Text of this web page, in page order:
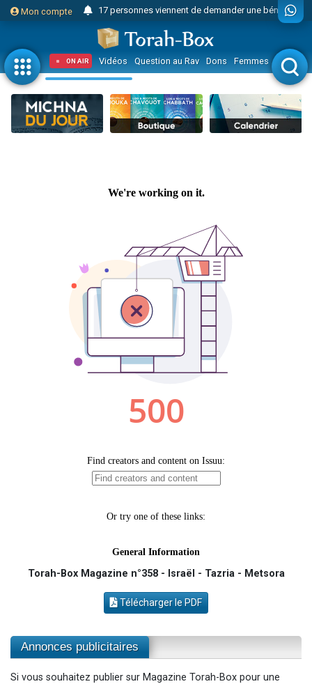
Mon compte
Il reste 49 places pour étudier en groupe sur Zoom
23 personnes viennent de faire un don pour Diane, 80 ans, dans un appartement insalubre
Eva vient de donner son Maasser
4 personnes viennent de nous rejoindre sur WhatsApp
3 personnes viennent de nous rejoindre sur WhatsApp
Odaya vient de donner son Maasser
3 personnes viennent de faire un don pour 5 jours de vacances aux Orphelins
Il reste 49 places pour étudier en groupe sur Zoom
12 nouvelles musiques dans Torah-Box Music
2 nouvelles musiques dans Torah-Box Music
8 personnes viennent de faire un don pour Tsédaka : pauvres d'Israel
ON AIR Vidéos Question au Rav Dons Femmes Enfants
Torah-Box Magazine n°358 - Israël - Tazria - Metsora
Télécharger le PDF
Annonces publicitaires
Si vous souhaitez publier sur Magazine Torah-Box pour une